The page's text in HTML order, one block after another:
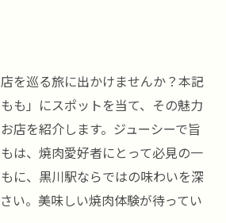
を巡る旅に出かけませんか？本記
も」にスポットを当て、その魅力
店を紹介します。ジューシーで旨
は、焼肉愛好者にとって必見の一
に、黒川駅ならではの味わいを深
い。美味しい焼肉体験が待ってい